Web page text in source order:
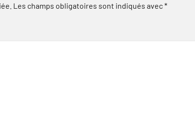
Les champs obligatoires sont indiqués avec*